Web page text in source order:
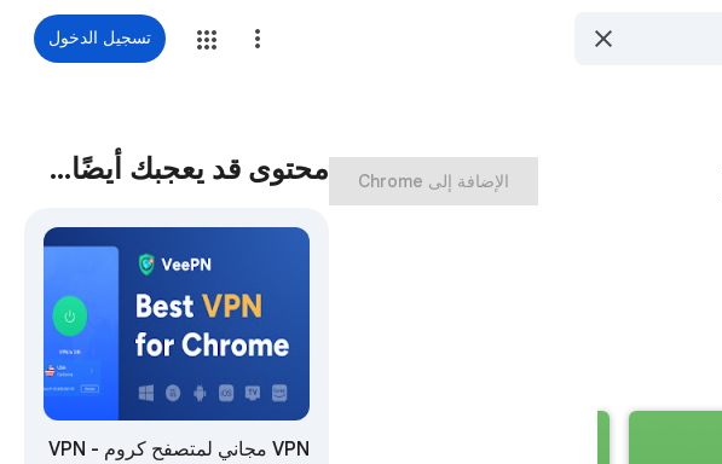
تسجيل الدخول
‏الإضافة إلى Chrome محتوى قد يعجبك أيضًا…
VPN مجاني لمتصفح كروم - VPN